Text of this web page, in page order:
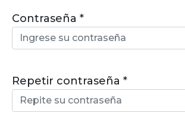
Contraseña
Repetir contraseña